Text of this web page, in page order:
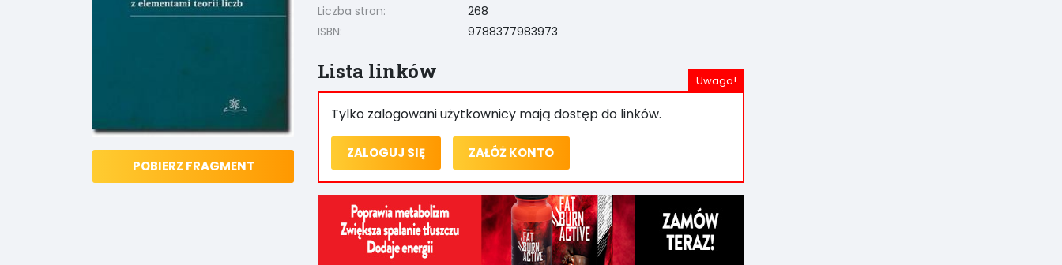
POBIERZ FRAGMENT
Liczba stron:
268
ISBN:
9788377983973
Lista linków
Tylko zalogowani użytkownicy mają dostęp do linków.
ZALOGUJ SIĘ ZAŁÓŻ KONTO